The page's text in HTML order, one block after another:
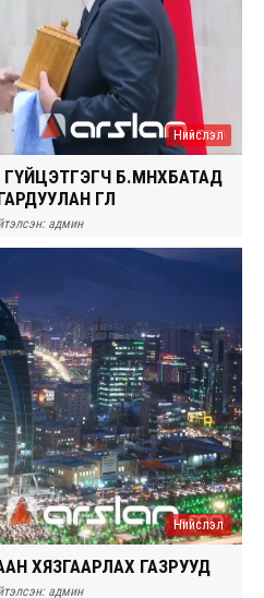
Нийслэл
Б.МӨНХБАТАД
ӨГЛӨӨ
админ
Нийслэл
ХЯЗГААРЛАХ ГАЗРУУД
админ